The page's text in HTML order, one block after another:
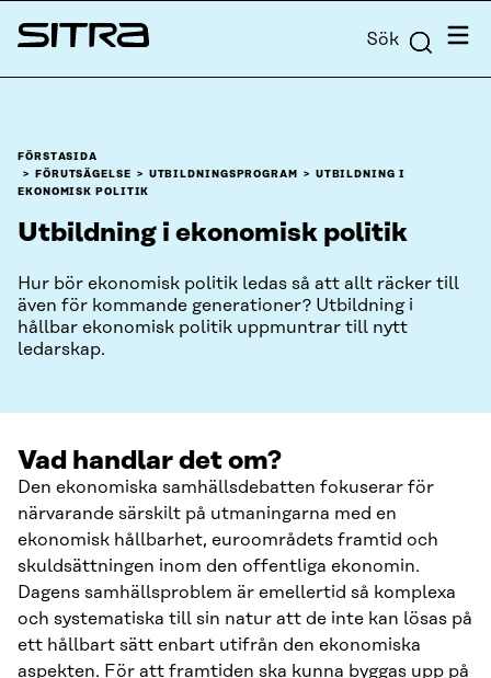
Skip to
content
Sitra Sök Meny
FÖRSTASIDA
FÖRUTSÄGELSE
UTBILDNINGSPROGRAM
UTBILDNING I
EKONOMISK POLITIK
Utbildning i ekonomisk politik
Hur bör ekonomisk politik ledas så att allt räcker till
även för kommande generationer? Utbildning i
hållbar ekonomisk politik uppmuntrar till nytt
ledarskap.
Vad handlar det om?
Den ekonomiska samhällsdebatten fokuserar för
närvarande särskilt på utmaningarna med en
ekonomisk hållbarhet, euroområdets framtid och
skuldsättningen inom den offentliga ekonomin.
Dagens samhällsproblem är emellertid så komplexa
och systematiska till sin natur att de inte kan lösas på
ett hållbart sätt enbart utifrån den ekonomiska
aspekten. För att framtiden ska kunna byggas upp på